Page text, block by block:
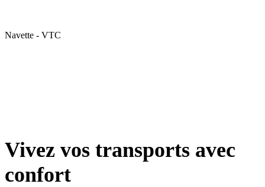
Navette - VTC
Vivez vos transports avec
confort